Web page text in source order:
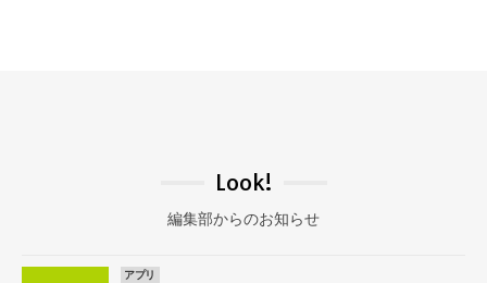
Look!
編集部からのお知らせ
アプリ